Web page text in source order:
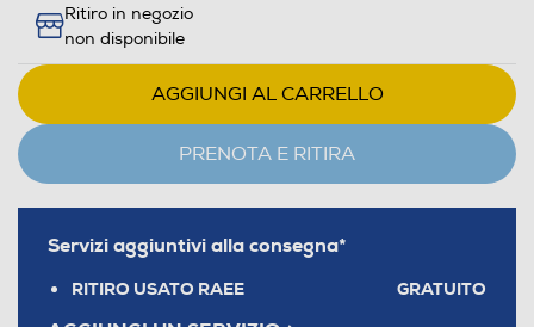
Ritiro in negozio
non disponibile
AGGIUNGI AL CARRELLO
PRENOTA E RITIRA
Servizi aggiuntivi alla consegna*
RITIRO USATO RAEE GRATUITO